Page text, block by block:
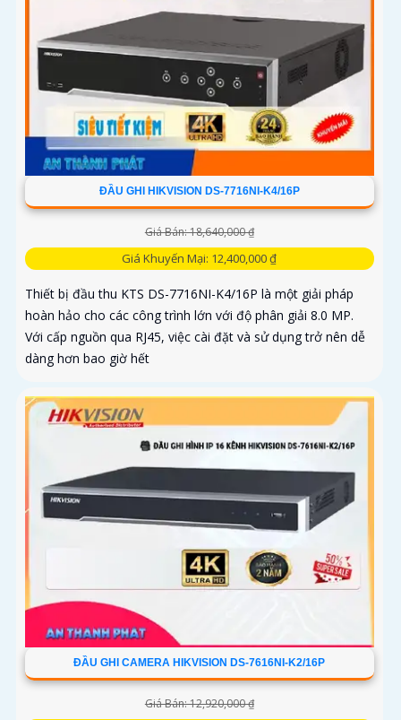
ĐẦU GHI HIKVISION DS-7716NI-K4/16P
Giá Bán: 18,640,000 ₫
Giá Khuyến Mại: 12,400,000 ₫
Thiết bị đầu thu KTS DS-7716NI-K4/16P là một giải pháp
hoàn hảo cho các công trình lớn với độ phân giải 8.0 MP.
Với cấp nguồn qua RJ45, việc cài đặt và sử dụng trở nên dễ
dàng hơn bao giờ hết
ĐẦU GHI CAMERA HIKVISION DS-7616NI-K2/16P
Giá Bán: 12,920,000 ₫